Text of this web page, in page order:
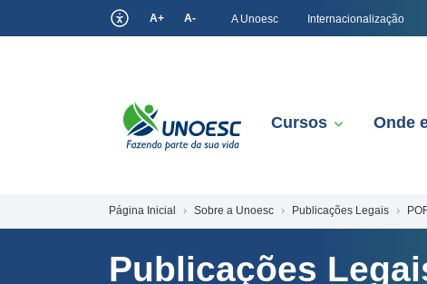
A+ A- A Unoesc Internacionalização
Cursos Onde
Página Inicial Sobre a Unoesc Publicações Legais
Publicações